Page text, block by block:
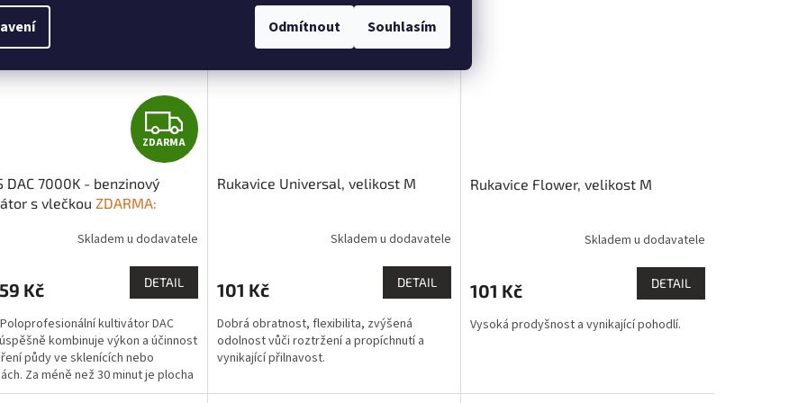
Odmítnout Souhlasím
a
zdarma
Z
D
R
M
A
ZDARMA
DAC 7000K - benzinový
s vlečkou ZDARMA:
po celé ČR + 1x kvalitní
Skladem u dodavatele
Kč DETAIL
kultivátor DAC
kombinuje výkon a účinnost
půdy ve sklenících nebo
Za méně než 30 minut je plocha
500 m2...
Rukavice Universal, velikost M
Skladem u dodavatele
101 Kč DETAIL
Dobrá obratnost, flexibilita, zvýšená
odolnost vůči roztržení a propíchnutí a
vynikající přilnavost.
Rukavice Flower, velikost M
Skladem u dodavatele
101 Kč DETAIL
Vysoká prodyšnost a vynikající pohodlí.